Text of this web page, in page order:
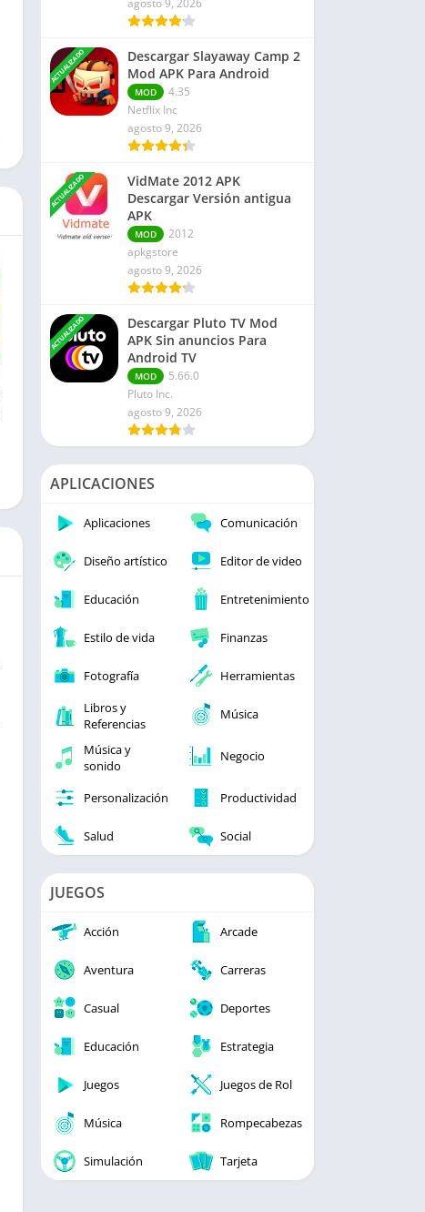
Finanzas
Libros y Referencias
Rompecabezas
Negocio
agosto 9, 2026
ACTUALIZADO
Descargar Slayaway Camp 2
Mod APK Para Android
MOD
4.35
Netflix Inc
agosto 9, 2026
ACTUALIZADO
VidMate 2012 APK
Descargar Versión antigua
APK
MOD
2012
apkgstore
agosto 9, 2026
ACTUALIZADO
Descargar Pluto TV Mod
APK Sin anuncios Para
Android TV
MOD
5.66.0
Pluto Inc.
agosto 9, 2026
APLICACIONES
Aplicaciones Comunicación
Diseño artístico Editor de video
Educación Entretenimiento
Estilo de vida Finanzas
Fotografía
Herramientas
Libros y
Referencias
Música
Música y
sonido
Negocio
Personalización Productividad
Salud Social
JUEGOS
Acción Arcade
Aventura Carreras
Casual Deportes
Educación Estrategia
Juegos Juegos de Rol
Música Rompecabezas
Simulación Tarjeta